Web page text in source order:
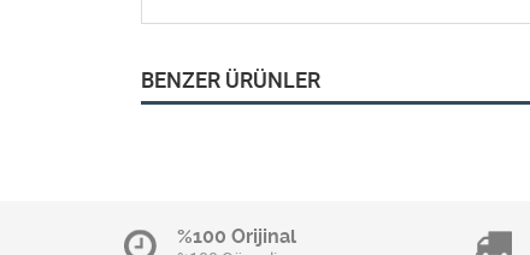
BENZER ÜRÜNLER
%100 Orijinal